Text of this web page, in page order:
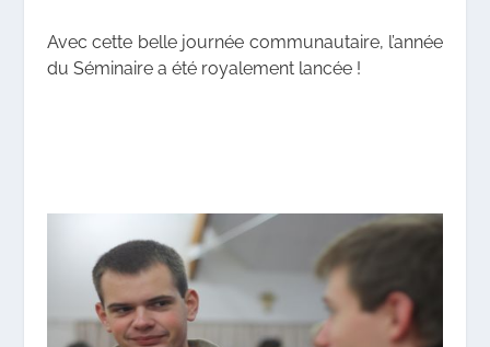
Avec cette belle journée communautaire, l’année
du Séminaire a été royalement lancée !